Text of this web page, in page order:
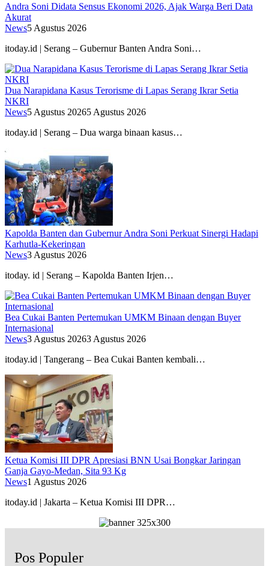
Andra Soni Didata Sensus Ekonomi 2026, Ajak Warga Beri Data
Akurat
News5 Agustus 2026
itoday.id | Serang – Gubernur Banten Andra Soni…
Dua Narapidana Kasus Terorisme di Lapas Serang Ikrar Setia
NKRI
News5 Agustus 20265 Agustus 2026
itoday.id | Serang – Dua warga binaan kasus…
Kapolda Banten dan Gubernur Andra Soni Perkuat Sinergi Hadapi
Karhutla-Kekeringan
News3 Agustus 2026
itoday. id | Serang – Kapolda Banten Irjen…
Bea Cukai Banten Pertemukan UMKM Binaan dengan Buyer
Internasional
News3 Agustus 20263 Agustus 2026
itoday.id | Tangerang – Bea Cukai Banten kembali…
Ketua Komisi III DPR Apresiasi BNN Usai Bongkar Jaringan
Ganja Gayo-Medan, Sita 93 Kg
News1 Agustus 2026
itoday.id | Jakarta – Ketua Komisi III DPR…
Pos Populer